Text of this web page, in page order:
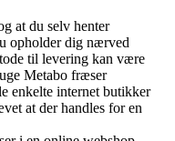
at du selv henter
opholder dig nærved
til levering kan være
Metabo fræser
enkelte internet butikker
at der handles for en